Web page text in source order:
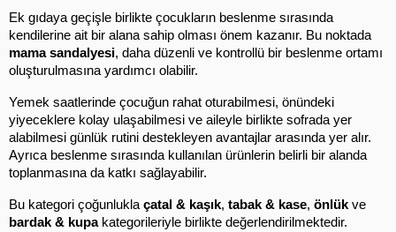
Ek gıdaya geçişle birlikte çocukların beslenme sırasında
mama sandalyesi, daha düzenli ve kontrollü bir beslenme ortamı
oluşturulmasına yardımcı olabilir.
Yemek saatlerinde çocuğun rahat oturabilmesi, önündeki
yiyeceklere kolay ulaşabilmesi ve aileyle birlikte sofrada yer
alabilmesi günlük rutini destekleyen avantajlar arasında yer alır.
Ayrıca beslenme sırasında kullanılan ürünlerin belirli bir alanda
toplanmasına da katkı sağlayabilir.
Bu kategori çoğunlukla çatal & kaşık, tabak & kase, önlük
bardak & kupa kategorileriyle birlikte değerlendirilmektedir.